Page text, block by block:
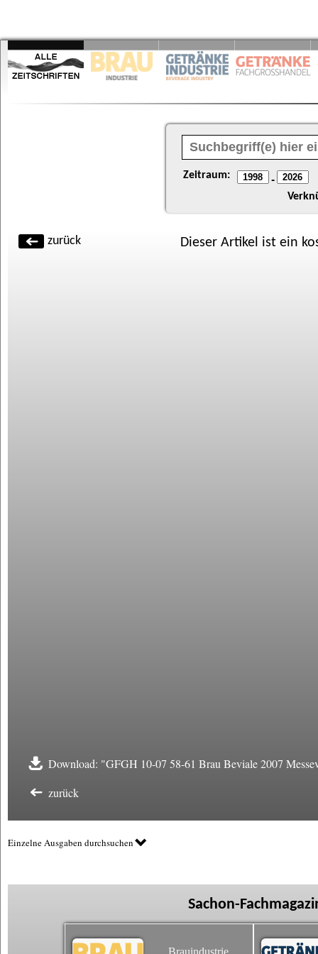
Zeitraum: -
zurück Dieser Artikel ist ein
Download: "GFGH 10-07 58-61 Brau Beviale 2007
zurück
Einzelne Ausgaben durchsuchen
Sachon-
Brauindustrie